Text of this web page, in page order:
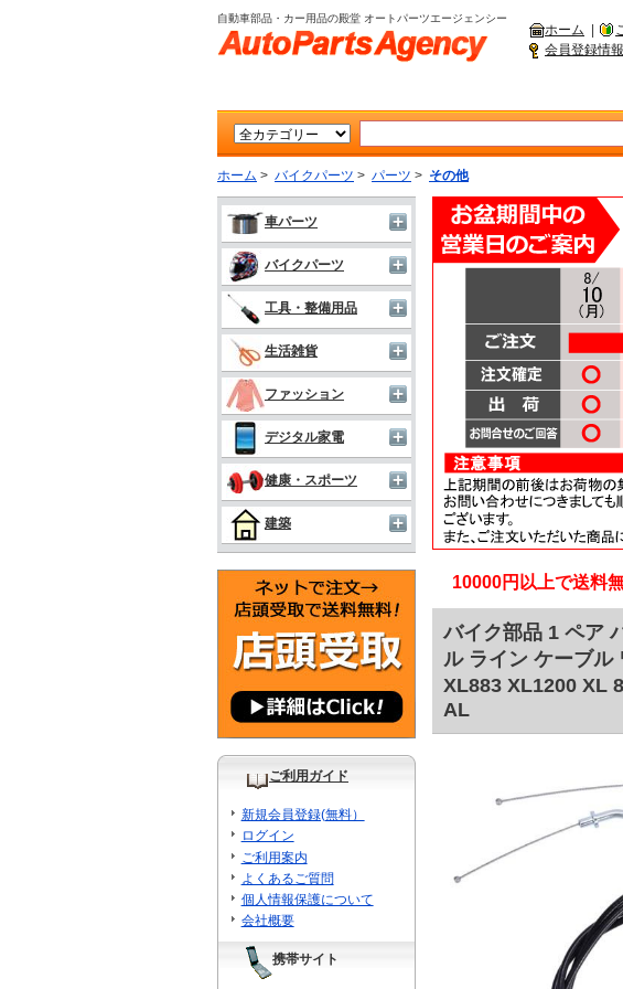
自動車部品・カー用品の殿堂 オートパーツエージェンシー
ホーム
会員登録情報
ホーム > バイクパーツ > パーツ > その他
車パーツ
バイクパーツ
工具・整備用品
生活雑貨
ファッション
デジタル家電
健康・スポーツ
建築
ご利用ガイド
新規会員登録(無料）
ログイン
ご利用案内
よくあるご質問
個人情報保護について
会社概要
携帯サイト
10000円以上で送料
バイク部品 1 ペア
ル ライン ケーブル
XL883 XL1200 XL
AL